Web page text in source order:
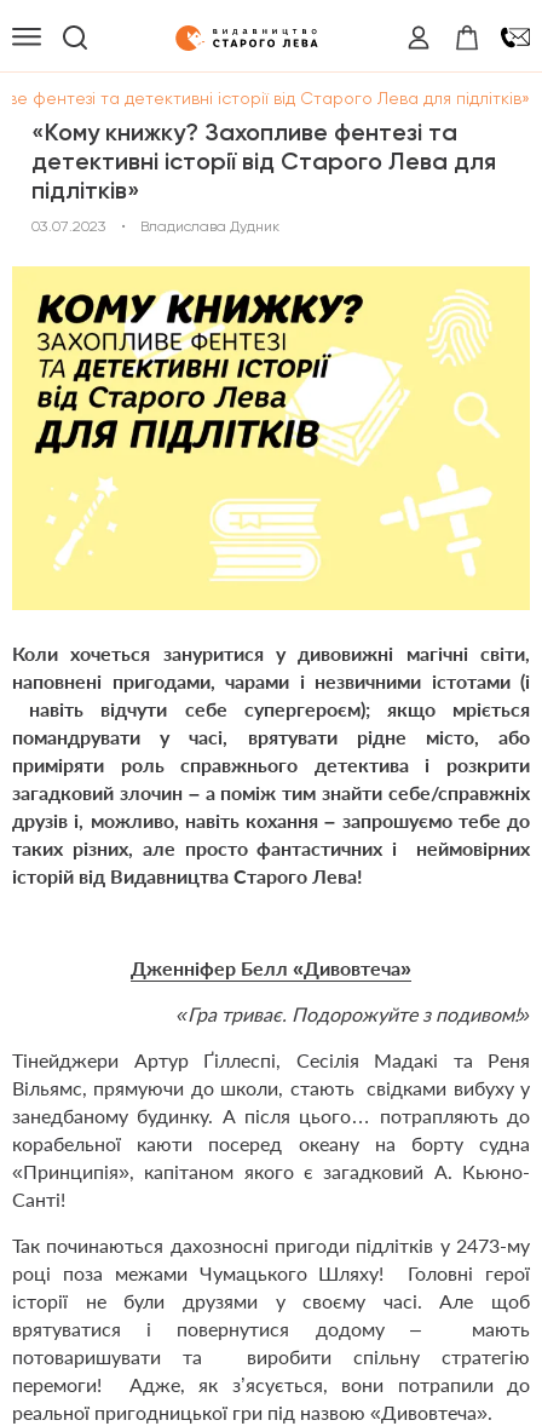
фентезі та детективні історії від Старого Лева для підлітків»
«Кому книжку? Захопливе фентезі та
детективні історії від Старого Лева для
підлітків»
03.07.2023 • Владислава Дудник
Коли хочеться зануритися у дивовижні магічні світи,
наповнені пригодами, чарами і незвичними істотами (і
навіть відчути себе супергероєм); якщо мріється
помандрувати у часі, врятувати рідне місто, або
приміряти роль справжнього детектива і розкрити
загадковий злочин – а поміж тим знайти себе/справжніх
друзів і, можливо, навіть кохання – запрошуємо тебе до
таких різних, але просто фантастичних і неймовірних
історій від Видавництва Старого Лева!
Дженніфер Белл «Дивовтеча»
«Гра триває. Подорожуйте з подивом!»
Тінейджери Артур Ґіллеспі, Сесілія Мадакі та Реня
Вільямс, прямуючи до школи, стають свідками вибуху у
занедбаному будинку. А після цього… потрапляють до
корабельної каюти посеред океану на борту судна
«Принципія», капітаном якого є загадковий А. Кьюно-
Санті!
Так починаються дахозносні пригоди підлітків у 2473-му
році поза межами Чумацького Шляху! Головні герої
історії не були друзями у своєму часі. Але щоб
врятуватися і повернутися додому – мають
потоваришувати та виробити спільну стратегію
перемоги! Адже, як з’ясується, вони потрапили до
реальної пригодницької гри під назвою «Дивовтеча».